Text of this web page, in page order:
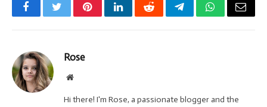
FacebookTwitterPinterestLinkedInRedditTelegramWhatsApp
Email
Rose
Website
Hi there! I'm Rose, a passionate blogger and the